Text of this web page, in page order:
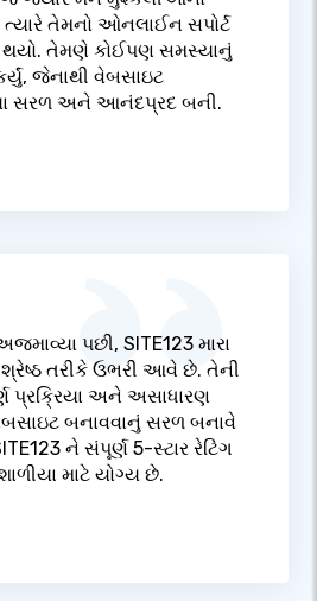
ત્યારે તેમનો ઓનલાઈન સપોર્ટ
તેમણે કોઈપણ સમસ્યાનું
જેનાથી વેબસાઇટ
સરળ અને આનંદપ્રદ બની.
પછી, SITE123 મારા
શ્રેષ્ઠ તરીકે ઉભરી આવે છે. તેની
પ્રક્રિયા અને અસાધારણ
બનાવવાનું સરળ બનાવે
ને સંપૂર્ણ 5-સ્ટાર રેટિંગ
માટે યોગ્ય છે.